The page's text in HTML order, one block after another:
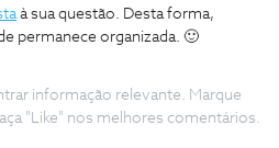
à sua questão. Desta forma,
permanece organizada. 🙂
informação relevante. Marque
"Like" nos melhores comentários.